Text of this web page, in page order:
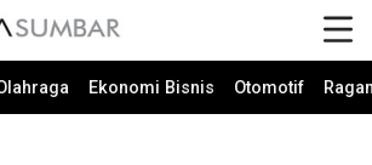
Ekonomi Bisnis Otomotif